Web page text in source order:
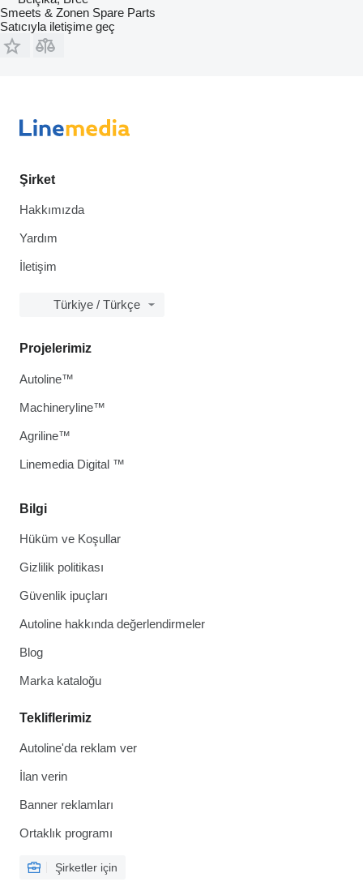
Smeets & Zonen Spare Parts
Satıcıyla iletişime geç
Şirket
Hakkımızda
Yardım
İletişim
Türkiye / Türkçe
Bilgi
Hüküm ve Koşullar
Gizlilik politikası
Güvenlik ipuçları
Autoline hakkında değerlendirmeler
Blog
Marka kataloğu
Tekliflerimiz
Autoline'da reklam ver
İlan verin
Banner reklamları
Ortaklık programı
Şirketler için
Projelerimiz
Autoline™
Machineryline™
Agriline™
Linemedia Digital ™